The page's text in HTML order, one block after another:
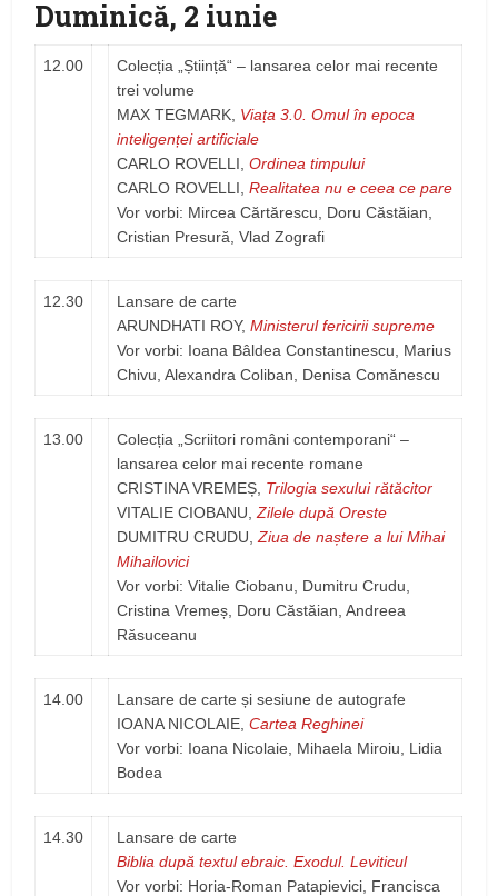
Duminică, 2 iunie
12.00
Colecția „Știință“ – lansarea celor mai recente
trei volume
MAX TEGMARK, Viața 3.0. Omul în epoca
inteligenței artificiale
CARLO ROVELLI,Ordinea timpului
CARLO ROVELLI,Realitatea nu e ceea ce pare
Vor vorbi: Mircea Cărtărescu, Doru Căstăian,
Cristian Presură, Vlad Zografi
12.30
Lansare de carte
ARUNDHATI ROY,Ministerul fericirii supreme
Vor vorbi: Ioana Bâldea Constantinescu, Marius
Chivu, Alexandra Coliban, Denisa Comănescu
13.00
Colecția „Scriitori români contemporani“ –
lansarea celor mai recente romane
CRISTINA VREMEȘ, Trilogia sexului rătăcitor
VITALIE CIOBANU,Zilele după Oreste
DUMITRU CRUDU,Ziua de naștere a lui Mihai
Mihailovici
Vor vorbi: Vitalie Ciobanu, Dumitru Crudu,
Cristina Vremeș, Doru Căstăian, Andreea
Răsuceanu
14.00
Lansare de carte și sesiune de autografe
IOANA NICOLAIE,Cartea Reghinei
Vor vorbi: Ioana Nicolaie, Mihaela Miroiu, Lidia
Bodea
14.30
Lansare de carte
Biblia după textul ebraic. Exodul. Leviticul
Vor vorbi: Horia-Roman Patapievici, Francisca